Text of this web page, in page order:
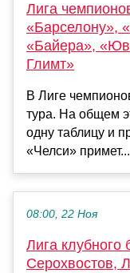
Лига
«Барселону»,
«Байера»,
Глимт»
В Лиге
тура. На общем
одну таблицу и
«Челси» примет...
08:00, 22 Ноя
Лига клубного
Серохвостов,